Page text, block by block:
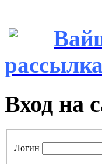
рассылка
Вход на
Логин